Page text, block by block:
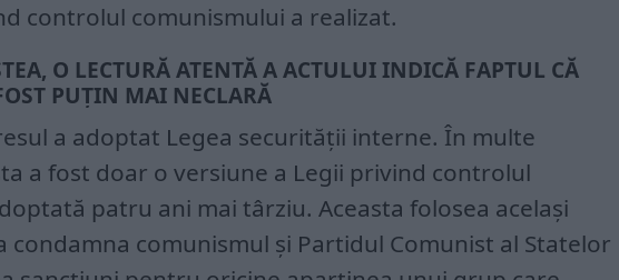
controlul comunismului a realizat.
O LECTURĂ ATENTĂ A ACTULUI INDICĂ FAPTUL CĂ
PUȚIN MAI NECLARĂ
a adoptat Legea securității interne. În multe
a fost doar o versiune a Legii privind controlul
patru ani mai târziu. Aceasta folosea același
condamna comunismul și Partidul Comunist al Statelor